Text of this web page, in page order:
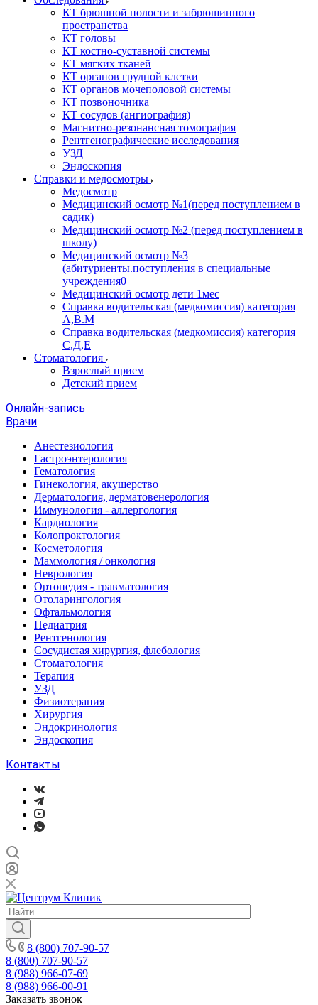
КТ брюшной полости и забрюшинного
пространства
КТ головы
КТ костно-суставной системы
КТ мягких тканей
КТ органов грудной клетки
КТ органов мочеполовой системы
КТ позвоночника
КТ сосудов (ангиография)
Магнитно-резонансная томография
Рентгенографические исследования
УЗД
Эндоскопия
Справки и медосмотры
Медосмотр
Медицинский осмотр №1(перед поступлением в
садик)
Медицинский осмотр №2 (перед поступлением в
школу)
Медицинский осмотр №3
(абитуриенты.поступления в специальные
учреждения0
Медицинский осмотр дети 1мес
Справка водительская (медкомиссия) категория
А,В.М
Справка водительская (медкомиссия) категория
С,Д,Е
Стоматология
Взрослый прием
Детский прием
Онлайн-запись
Врачи
Анестезиология
Гастроэнтерология
Гематология
Гинекология, акушерство
Дерматология, дерматовенерология
Иммунология - аллергология
Кардиология
Колопроктология
Косметология
Маммология / онкология
Неврология
Ортопедия - травматология
Отоларингология
Офтальмология
Педиатрия
Рентгенология
Сосудистая хирургия, флебология
Стоматология
Терапия
УЗД
Физиотерапия
Хирургия
Эндокринология
Эндоскопия
Контакты
8 (800) 707-90-57
8 (800) 707-90-57
8 (988) 966-07-69
8 (988) 966-00-91
Заказать звонок